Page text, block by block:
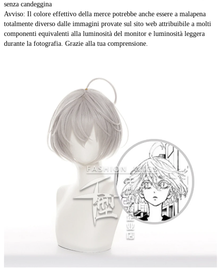
senza candeggina
Avviso: Il colore effettivo della merce potrebbe anche essere a malapena
totalmente diverso dalle immagini provate sul sito web attribuibile a molti
componenti equivalenti alla luminosità del monitor e luminosità leggera
durante la fotografia. Grazie alla tua comprensione.